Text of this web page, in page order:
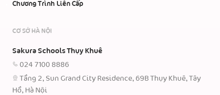
Chương Trình Liên Cấp
CƠ SỞ HÀ NỘI
Sakura Schools Thụy Khuê
024 7100 8886
Tầng 2, Sun Grand City Residence, 69B Thụy Khuê, Tây
Hồ, Hà Nội